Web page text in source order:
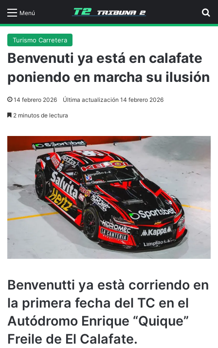
Menú
Turismo Carretera
Benvenuti ya está en calafate
poniendo en marcha su ilusión
14 febrero 2026 Última actualización 14 febrero 2026
2 minutos de lectura
Benvenutti ya està corriendo en
la primera fecha del TC en el
Autódromo Enrique “Quique”
Freile de El Calafate.